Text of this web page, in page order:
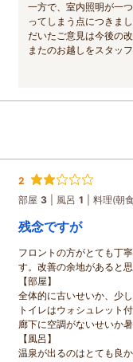
一方で、室内照明が一
ってしまう点につきま
だいたご意見は今後の
またのお越しをスタッ
2
部屋 3 風呂 1 料理(朝
残念ですが
フロントの方がとても丁
す。改善の余地があると
【部屋】
全体的に古いせいか、少
トイレはウォシュレット
廊下に空調がないせいか暑
【風呂】
温泉が出るのはとても良